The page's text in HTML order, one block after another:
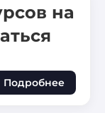
на
Подробнее